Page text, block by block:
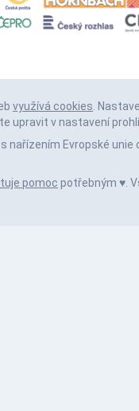
využívá cookies.
upravit v nastavení
nařízením Evropské unie
pomoc potřebným ♥️.